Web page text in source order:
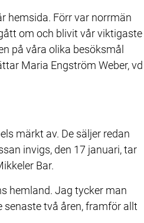
hemsida. Förr var norrmän
om och blivit vår viktigaste
på våra olika besöksmål
Maria Engström Weber, vd
märkt av. De säljer redan
invigs, den 17 januari, tar
Bar.
hemland. Jag tycker man
två åren, framför allt